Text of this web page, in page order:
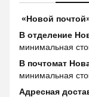
«Новой
В отделение
минимальная
В почтомат
минимальная
Адресная